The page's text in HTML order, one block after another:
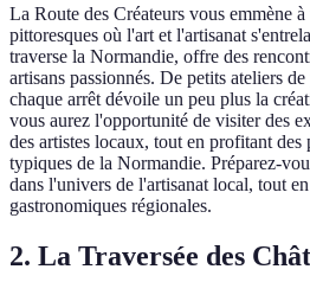
La Route des Créateurs vous emmène
pittoresques où l'art et l'artisanat
traverse la Normandie, offre des
artisans passionnés. De petits ateliers
chaque arrêt dévoile un peu plus la
vous aurez l'opportunité de visiter des
des artistes locaux, tout en profitant des
typiques de la Normandie. Préparez-
dans l'univers de l'artisanat local, tout
gastronomiques régionales.
2. La Traversée des